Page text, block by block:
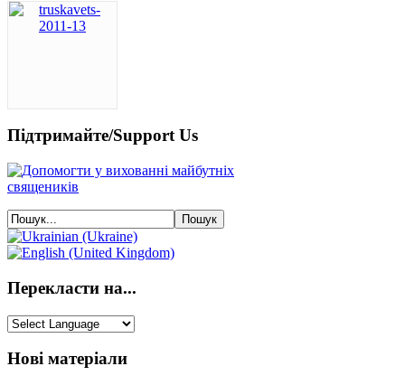
Підтримайте/Support Us
Перекласти на...
Нові матеріали